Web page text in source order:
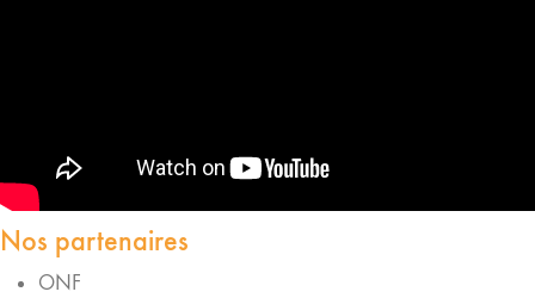
Nos partenaires
ONF